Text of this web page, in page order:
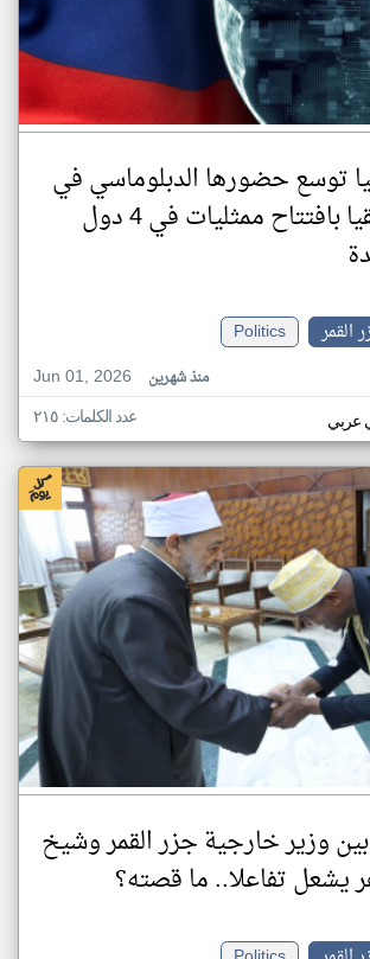
توسع حضورها الدبلوماسي في
إفريقيا بافتتاح ممثليات في 4 دول
القمر
Politics
Jun 01, 2026
منذ شهرين
عربي عدد الكلمات: ٢١٥
بين وزير خارجية جزر القمر وشيخ
يشعل تفاعلا.. ما قصته؟